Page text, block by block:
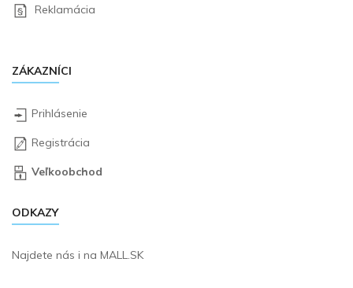
Reklamácia
ZÁKAZNÍCI
Prihlásenie
Registrácia
Veľkoobchod
ODKAZY
Najdete nás i na MALL.SK